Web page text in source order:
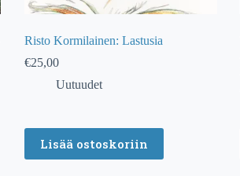
Risto Kormilainen: Lastusia
€25,00
Uutuudet
Lisää ostoskoriin